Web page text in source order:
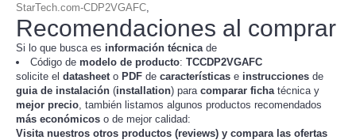
StarTech.com-CDP2VGAFC
Recomendaciones al comprar
Si lo que busca es información técnica de
Código de modelo de producto: TCCDP2VGAFC
solicite el datasheet o PDF de características e instrucciones de
guia de instalación (installation) para comparar ficha técnica y
mejor precio , también listamos algunos productos recomendados
más económicos o de mejor calidad:
Visita nuestros otros productos (reviews) y compara las ofertas